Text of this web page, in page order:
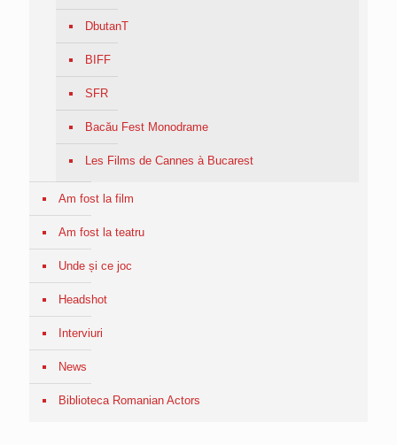
DbutanT
BIFF
SFR
Bacău Fest Monodrame
Les Films de Cannes à Bucarest
Am fost la film
Am fost la teatru
Unde și ce joc
Headshot
Interviuri
News
Biblioteca Romanian Actors